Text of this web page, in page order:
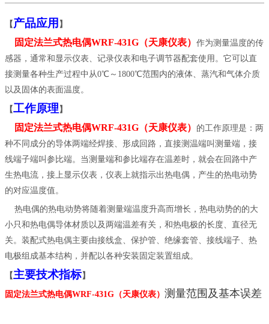
【 产品应用 】
固定法兰式热电偶WRF-431G （天康仪表） 作为测量温度的传
感器，通常和显示仪表、记录仪表和电子调节器配套使用。它可以直
接测量各种生产过程中从0℃～1800℃范围内的液体、蒸汽和气体介质
以及固体的表面温度。
【工作原理 】
固定法兰式热电偶WRF-431G （天康仪表）
的工作原理是：两
种不同成分的导体两端经焊接、形成回路，直接测温端叫测量端，接
线端子端叫参比端。当测量端和参比端存在温差时，就会在回路中产
生热电流，接上显示仪表，仪表上就指示出热电偶，产生的热电动势
的对应温度值。
热电偶的热电动势将随着测量端温度升高而增长，热电动势的的大
小只和热电偶导体材质以及两端温差有关，和热电极的长度、直径无
关。装配式热电偶主要由接线盒、 保护管、 绝缘套管、 接线端子、热
电极组成基本结构，并配以各种安装固定装置组成。
【主要技术指标】
固定法兰式热电偶WRF-431G （天康仪表） 测量范围及基本误差